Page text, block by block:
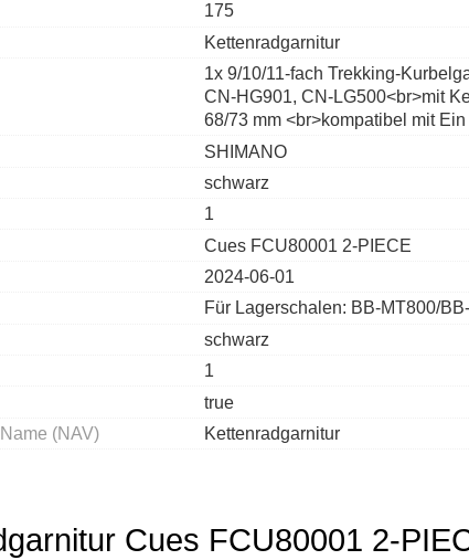
175
Kettenradgarnitur
1x 9/10/11-fach Trekking-
CN-HG901, CN-LG500<br>mit
68/73 mm <br>kompatibel mit Ein
SHIMANO
schwarz
1
Cues FCU80001 2-PIECE
2024-06-01
Für Lagerschalen: BB-MT800/
schwarz
1
true
(NAV)
Kettenradgarnitur
Cues FCU80001 2-